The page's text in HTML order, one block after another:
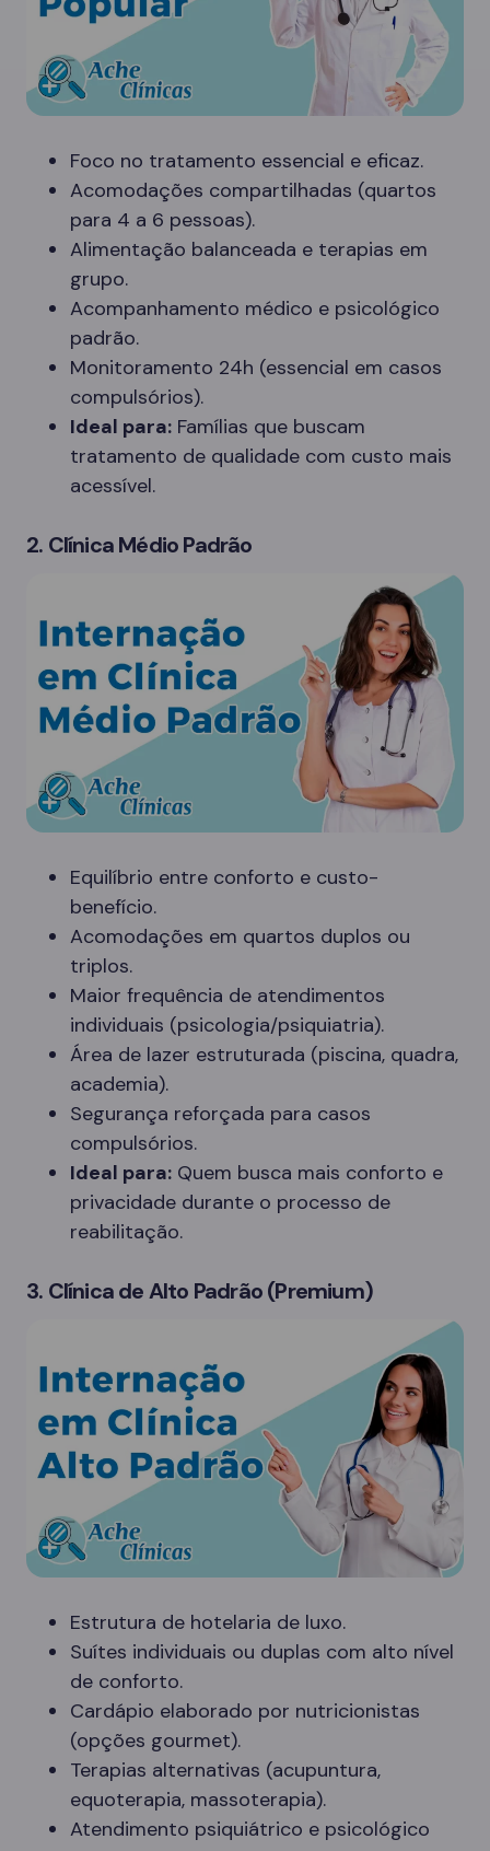
Foco no tratamento essencial e eficaz.
Acomodações compartilhadas (quartos
para 4 a 6 pessoas).
Alimentação balanceada e terapias em
grupo.
Acompanhamento médico e psicológico
padrão.
Monitoramento 24h (essencial em casos
compulsórios).
Ideal para: Famílias que buscam
tratamento de qualidade com custo mais
acessível.
2. Clínica Médio Padrão
Equilíbrio entre conforto e custo-
benefício.
Acomodações em quartos duplos ou
triplos.
Maior frequência de atendimentos
individuais (psicologia/psiquiatria).
Área de lazer estruturada (piscina, quadra,
academia).
Segurança reforçada para casos
compulsórios.
Ideal para: Quem busca mais conforto e
privacidade durante o processo de
reabilitação.
3. Clínica de Alto Padrão (Premium)
Estrutura de hotelaria de luxo.
Suítes individuais ou duplas com alto nível
de conforto.
Cardápio elaborado por nutricionistas
(opções gourmet).
Terapias alternativas (acupuntura,
equoterapia, massoterapia).
Atendimento psiquiátrico e psicológico